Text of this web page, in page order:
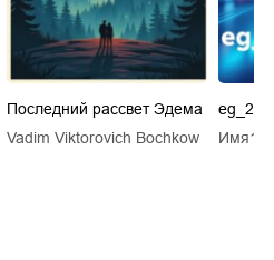
Последний рассвет Эдема
Vadim Viktorovich Bochkow
Имя1